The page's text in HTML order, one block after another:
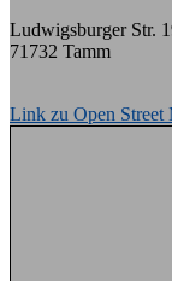
Ludwigsburger Str.
71732 Tamm
Link zu Open Street